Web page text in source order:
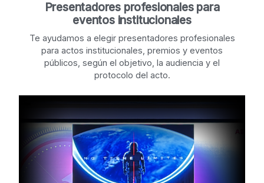
Presentadores profesionales para
eventos institucionales
Te ayudamos a elegir presentadores profesionales
para actos institucionales, premios y eventos
públicos, según el objetivo, la audiencia y el
protocolo del acto.